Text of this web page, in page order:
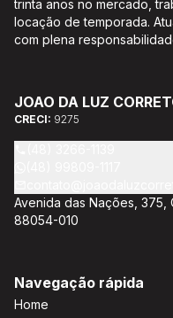
trinta anos no mercado,
locação de temporada.
com plena
credenciado CEF; Análise
do cliente para aumentar
do imóvel; Trabalhamos
JOAO DA LUZ
CRECI: 9275
Avenida das Nações, 375,
88054-010
Navegação rápida
Home